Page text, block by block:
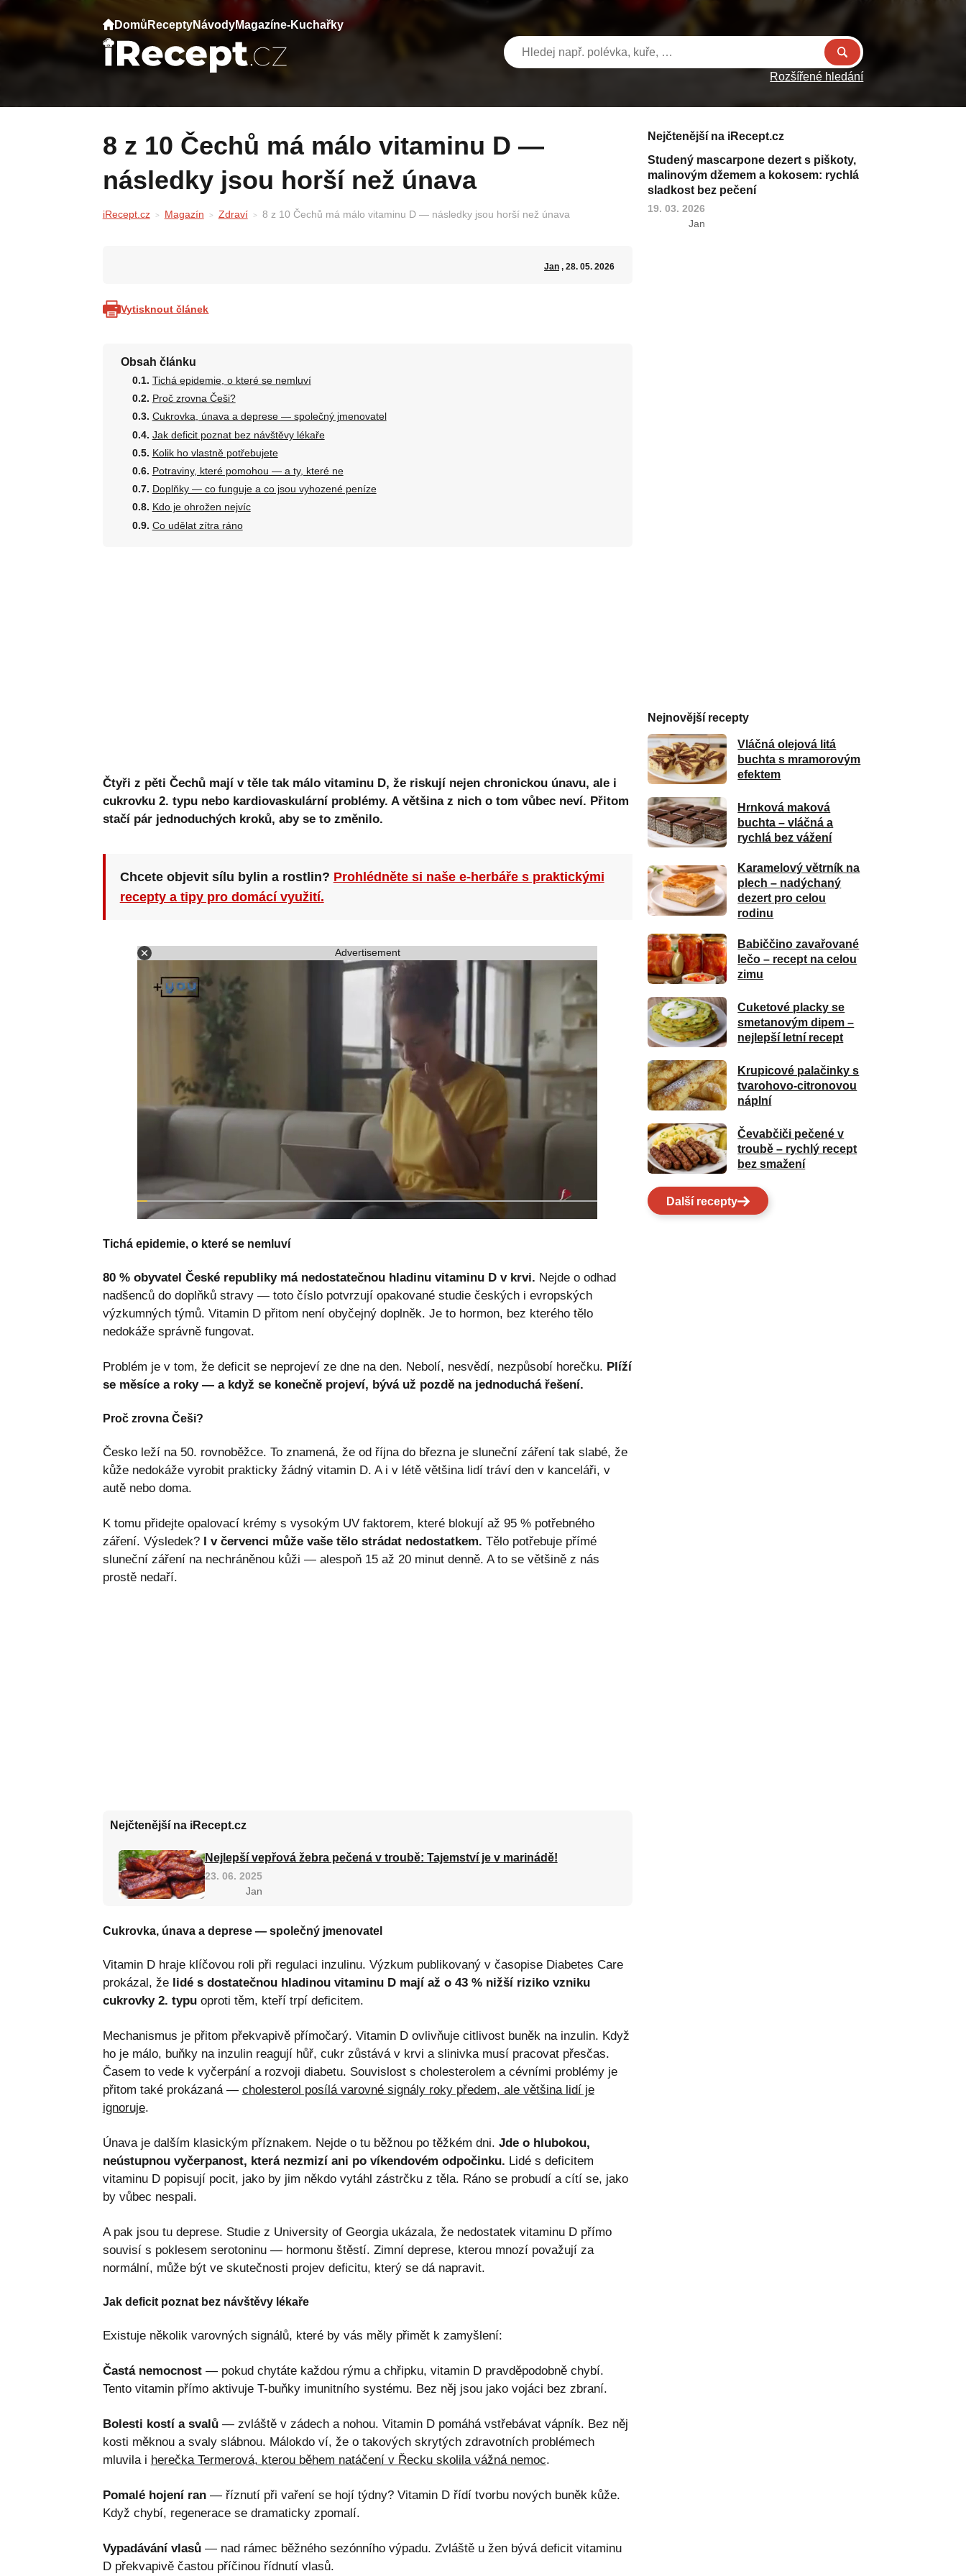
Domů ReceptyNávodyMagazíne-Kuchařky
Rozšířené hledání
8 z 10 Čechů má málo vitaminu D —
následky jsou horší než únava
iRecept.cz Magazín Zdraví 8 z 10 Čechů má málo vitaminu D — následky jsou horší než únava
Jan, 28. 05. 2026
Vytisknout článek
Obsah článku
Tichá epidemie, o které se nemluví
Proč zrovna Češi?
Cukrovka, únava a deprese — společný jmenovatel
Jak deficit poznat bez návštěvy lékaře
Kolik ho vlastně potřebujete
Potraviny, které pomohou — a ty, které ne
Doplňky — co funguje a co jsou vyhozené peníze
Kdo je ohrožen nejvíc
Co udělat zítra ráno
Čtyři z pěti Čechů mají v těle tak málo vitaminu D, že riskují nejen chronickou únavu, ale i
cukrovku 2. typu nebo kardiovaskulární problémy. A většina z nich o tom vůbec neví. Přitom
stačí pár jednoduchých kroků, aby se to změnilo.
Chcete objevit sílu bylin a rostlin? Prohlédněte si naše e-herbáře s praktickými
recepty a tipy pro domácí využití.
Advertisement
Tichá epidemie, o které se nemluví
80 % obyvatel České republiky má nedostatečnou hladinu vitaminu D v krvi. Nejde o odhad
nadšenců do doplňků stravy — toto číslo potvrzují opakované studie českých i evropských
výzkumných týmů. Vitamin D přitom není obyčejný doplněk. Je to hormon, bez kterého tělo
nedokáže správně fungovat.
Problém je v tom, že deficit se neprojeví ze dne na den. Nebolí, nesvědí, nezpůsobí horečku. Plíží
se měsíce a roky — a když se konečně projeví, bývá už pozdě na jednoduchá řešení.
Proč zrovna Češi?
Česko leží na 50. rovnoběžce. To znamená, že od října do března je sluneční záření tak slabé, že
kůže nedokáže vyrobit prakticky žádný vitamin D. A i v létě většina lidí tráví den v kanceláři, v
autě nebo doma.
K tomu přidejte opalovací krémy s vysokým UV faktorem, které blokují až 95 % potřebného
záření. Výsledek? I v červenci může vaše tělo strádat nedostatkem. Tělo potřebuje přímé
sluneční záření na nechráněnou kůži — alespoň 15 až 20 minut denně. A to se většině z nás
prostě nedaří.
Nejčtenější na iRecept.cz
Nejlepší vepřová žebra pečená v troubě: Tajemství je v marinádě!
23. 06. 2025
Jan
Cukrovka, únava a deprese — společný jmenovatel
Vitamin D hraje klíčovou roli při regulaci inzulinu. Výzkum publikovaný v časopise Diabetes Care
prokázal, že lidé s dostatečnou hladinou vitaminu D mají až o 43 % nižší riziko vzniku
cukrovky 2. typuoproti těm, kteří trpí deficitem.
Mechanismus je přitom překvapivě přímočarý. Vitamin D ovlivňuje citlivost buněk na inzulin. Když
ho je málo, buňky na inzulin reagují hůř, cukr zůstává v krvi a slinivka musí pracovat přesčas.
Časem to vede k vyčerpání a rozvoji diabetu. Souvislost s cholesterolem a cévními problémy je
přitom také prokázaná — cholesterol posílá varovné signály roky předem, ale většina lidí je
ignoruje.
Únava je dalším klasickým příznakem. Nejde o tu běžnou po těžkém dni. Jde o hlubokou,
neústupnou vyčerpanost, která nezmizí ani po víkendovém odpočinku. Lidé s deficitem
vitaminu D popisují pocit, jako by jim někdo vytáhl zástrčku z těla. Ráno se probudí a cítí se, jako
by vůbec nespali.
A pak jsou tu deprese. Studie z University of Georgia ukázala, že nedostatek vitaminu D přímo
souvisí s poklesem serotoninu — hormonu štěstí. Zimní deprese, kterou mnozí považují za
normální, může být ve skutečnosti projev deficitu, který se dá napravit.
Jak deficit poznat bez návštěvy lékaře
Existuje několik varovných signálů, které by vás měly přimět k zamyšlení:
Častá nemocnost— pokud chytáte každou rýmu a chřipku, vitamin D pravděpodobně chybí.
Tento vitamin přímo aktivuje T-buňky imunitního systému. Bez něj jsou jako vojáci bez zbraní.
Bolesti kostí a svalů— zvláště v zádech a nohou. Vitamin D pomáhá vstřebávat vápník. Bez něj
kosti měknou a svaly slábnou. Málokdo ví, že o takových skrytých zdravotních problémech
mluvila i herečka Termerová, kterou během natáčení v Řecku skolila vážná nemoc.
Pomalé hojení ran— říznutí při vaření se hojí týdny? Vitamin D řídí tvorbu nových buněk kůže.
Když chybí, regenerace se dramaticky zpomalí.
Vypadávání vlasů— nad rámec běžného sezónního výpadu. Zvláště u žen bývá deficit vitaminu
D překvapivě častou příčinou řídnutí vlasů.
Nejčtenější na iRecept.cz
Studený mascarpone dezert s piškoty,
malinovým džemem a kokosem: rychlá
sladkost bez pečení
19. 03. 2026
Jan
Nejnovější recepty
Vláčná olejová litá
buchta s mramorovým
efektem
Hrnková maková
buchta – vláčná a
rychlá bez vážení
Karamelový větrník na
plech – nadýchaný
dezert pro celou
rodinu
Babiččino zavařované
lečo – recept na celou
zimu
Cuketové placky se
smetanovým dipem –
nejlepší letní recept
Krupicové palačinky s
tvarohovo-citronovou
náplní
Čevabčiči pečené v
troubě – rychlý recept
bez smažení
Další recepty